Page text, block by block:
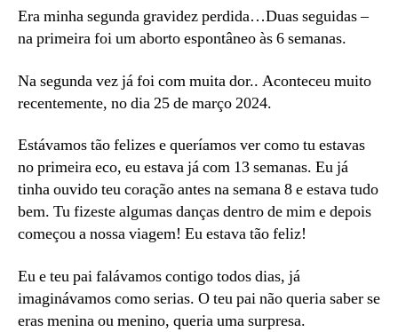
Era minha segunda gravidez perdida…Duas seguidas –
na primeira foi um aborto espontâneo às 6 semanas.
Na segunda vez já foi com muita dor.. Aconteceu muito
recentemente, no dia 25 de março 2024.
Estávamos tão felizes e queríamos ver como tu estavas
no primeira eco, eu estava já com 13 semanas. Eu já
tinha ouvido teu coração antes na semana 8 e estava tudo
bem. Tu fizeste algumas danças dentro de mim e depois
começou a nossa viagem! Eu estava tão feliz!
Eu e teu pai falávamos contigo todos dias, já
imaginávamos como serias. O teu pai não queria saber se
eras menina ou menino, queria uma surpresa.